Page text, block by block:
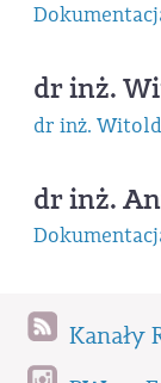
dr inż.
dr inż.
dr inż.
Kanały